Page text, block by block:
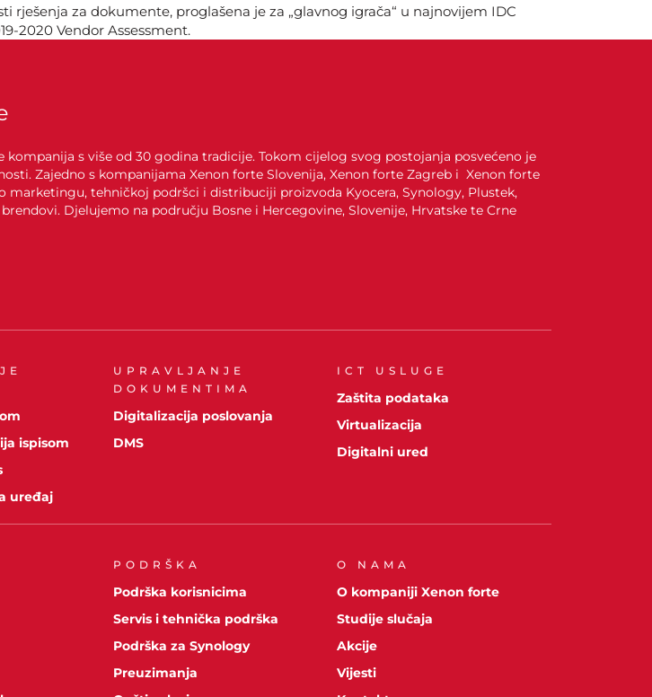
za dokumente, proglašena je za „glavnog igrača“ u najnovijem IDC
2020 Vendor Assessment.
kompanija s više od 30 godina tradicije. Tokom cijelog svog postojanja posvećeno je
Zajedno s kompanijama Xenon forte Slovenija, Xenon forte Zagreb i Xenon forte
marketingu, tehničkoj podršci i distribuciji proizvoda Kyocera, Synology, Plustek,
Djelujemo na području Bosne i Hercegovine, Slovenije, Hrvatske te Crne
ispisom
uređaj
UPRAVLJANJE
DOKUMENTIMA
Digitalizacija poslovanja
DMS
ICT USLUGE
Zaštita podataka
Virtualizacija
Digitalni ured
PODRŠKA
Podrška korisnicima
Servis i tehnička podrška
Podrška za Synology
Preuzimanja
O NAMA
O kompaniji Xenon forte
Studije slučaja
Akcije
Vijesti